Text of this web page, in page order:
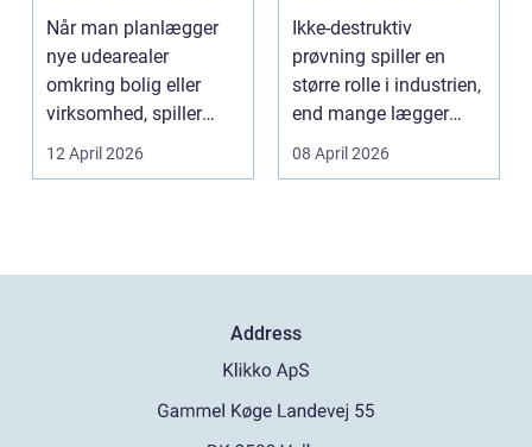
flotte udearealer
Når man planlægger
nye udearealer
omkring bolig eller
virksomhed, spiller
belægningen en helt
centra...
12 April 2026
Ikke-destruktiv
prøvning spiller en
større rolle i industrien,
end mange lægger
mærke til i hverdage...
08 April 2026
Address